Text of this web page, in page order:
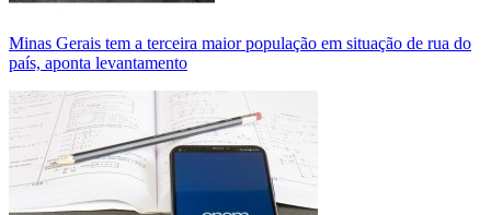
Minas Gerais tem a terceira maior população em situação de rua do
país, aponta levantamento